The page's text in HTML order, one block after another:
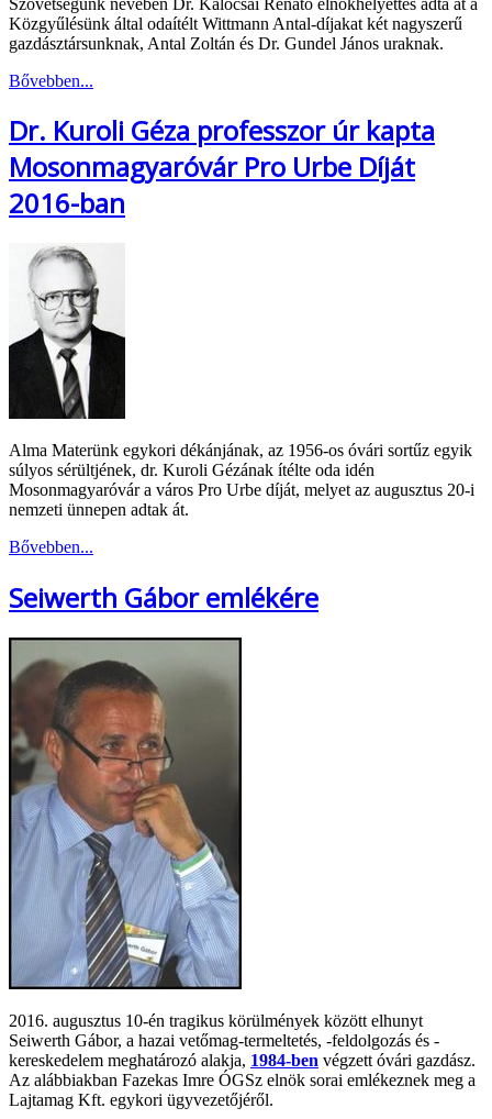
Közgyűlésünk által odaítélt Wittmann Antal-díjakat két nagyszerű
gazdásztársunknak, Antal Zoltán és Dr. Gundel János uraknak.
Bővebben...
Dr. Kuroli Géza professzor úr kapta
Mosonmagyaróvár Pro Urbe Díját
2016-ban
Alma Materünk egykori dékánjának, az 1956-os óvári sortűz egyik
súlyos sérültjének, dr. Kuroli Gézának ítélte oda idén
Mosonmagyaróvár a város Pro Urbe díját, melyet az augusztus 20-i
nemzeti ünnepen adtak át.
Bővebben...
Seiwerth Gábor emlékére
2016. augusztus 10-én tragikus körülmények között elhunyt
Seiwerth Gábor, a hazai vetőmag-termeltetés, -feldolgozás és -
kereskedelem meghatározó alakja, 1984-ben végzett óvári gazdász.
Az alábbiakban Fazekas Imre ÓGSz elnök sorai emlékeznek meg a
Lajtamag Kft. egykori ügyvezetőjéről.